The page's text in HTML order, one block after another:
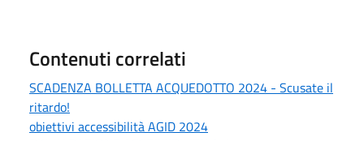
Contenuti correlati
SCADENZA BOLLETTA ACQUEDOTTO 2024 - Scusate il
ritardo!
obiettivi accessibilità AGID 2024